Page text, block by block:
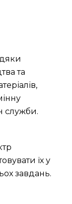
та
служби.
їх у
завдань.